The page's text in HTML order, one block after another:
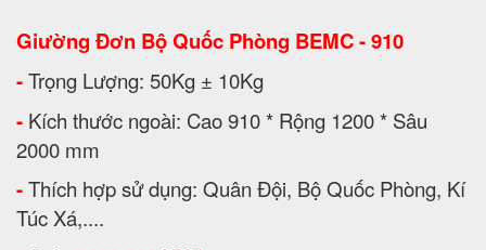
Giường Đơn Bộ Quốc Phòng BEMC - 910
-Trọng Lượng: 50Kg ± 10Kg
- Kích thước ngoài: Cao 910 * Rộng 1200 * Sâu
2000 mm
-Thích hợp sử dụng: Quân Đội, Bộ Quốc Phòng, Kí
Túc Xá,....